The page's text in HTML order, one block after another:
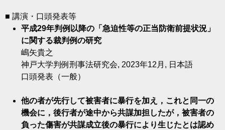
■ 講演・口頭発表等
平成29年判例以降の「急迫性等の正当防衛前提状況」
に関する裁判例の研究
嶋矢貴之
神戸大学判例刑事法研究会, 2023年12月, 日本語
口頭発表（一般）
他の者が先行して被害者に暴行を加え，これと同一の
機会に，後行者が途中から共謀加担したが，被害者の
負った傷害が共謀成立後の暴行により生じたとは認め